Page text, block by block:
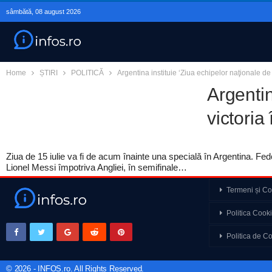
sâmbătă, 08 august 2026
Home ȘTIRI POLITICĂ Argentina instituie ‘Ziua echipelor naţionale
victoria
Ziua de 15 iulie va fi de acum înainte una specială în Argentina.
Lionel Messi împotriva Angliei, în semifinale…
Termeni și
Politica
Politica de
Momente din viață
George Simion
© 2026 - INFOS.ro. All Rights Reserved.